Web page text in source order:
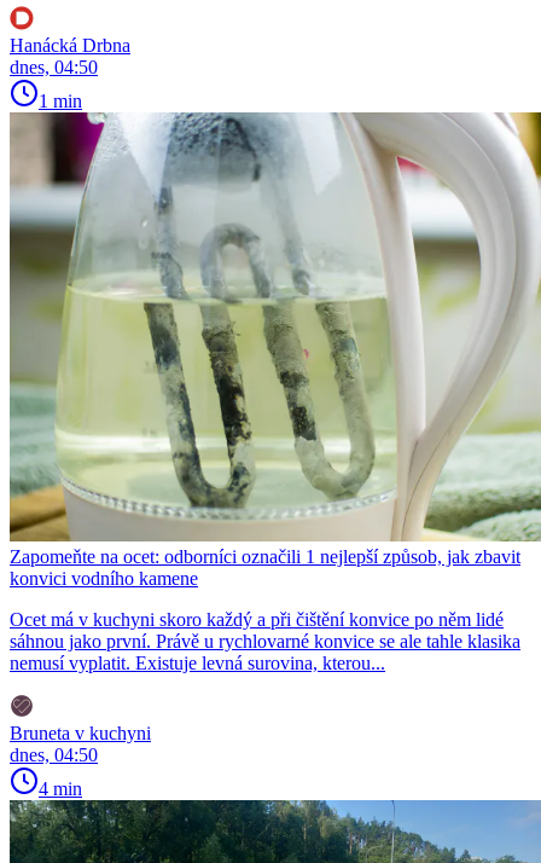
Hanácká Drbna
dnes, 04:50
1 min
Zapomeňte na ocet: odborníci označili 1 nejlepší způsob, jak zbavit
konvici vodního kamene
Ocet má v kuchyni skoro každý a při čištění konvice po něm lidé
sáhnou jako první. Právě u rychlovarné konvice se ale tahle klasika
nemusí vyplatit. Existuje levná surovina, kterou...
Bruneta v kuchyni
dnes, 04:50
4 min